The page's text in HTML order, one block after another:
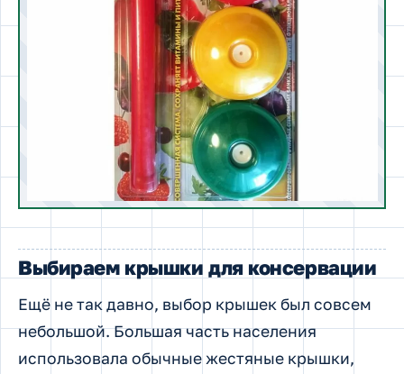
Выбираем крышки для консервации
Ещё не так давно, выбор крышек был совсем
небольшой. Большая часть населения
использовала обычные жестяные крышки,